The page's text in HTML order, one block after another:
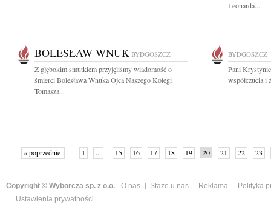
Leonarda...
BOLESŁAW WNUK BYDGOSZCZ
Z głębokim smutkiem przyjęliśmy wiadomość o
śmierci Bolesława Wnuka Ojca Naszego Kolegi
Tomasza...
BYDGOSZCZ
Pani
współczucia i
« poprzednie 1 ... 15 16 17 18 19 20 21 22
23
Copyright © Wyborcza sp. z o.o. O nas Staże u nas Reklama
Polityka
Ustawienia prywatności